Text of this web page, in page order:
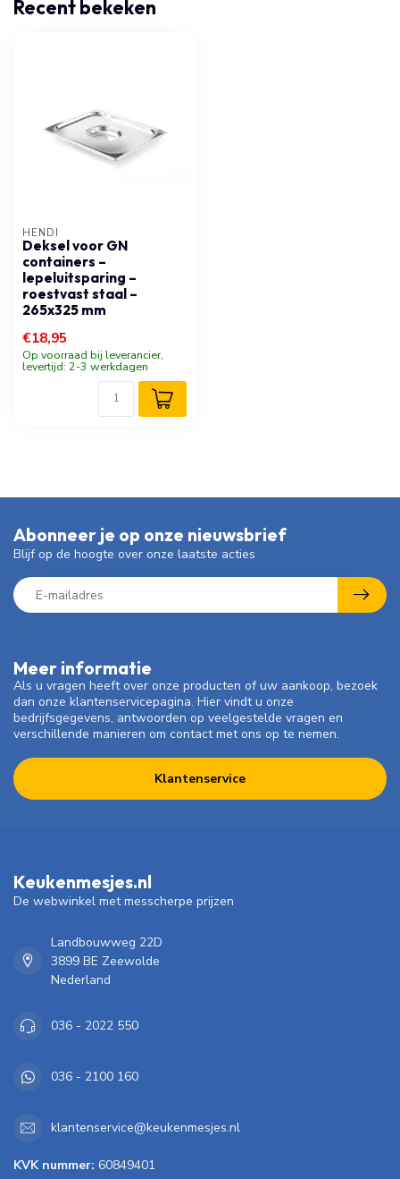
Recent bekeken
HENDI
Deksel voor GN
containers –
lepeluitsparing –
roestvast staal –
265x325 mm
€18,95
Op voorraad bij leverancier,
levertijd: 2-3 werkdagen
Meer informatie
Als u vragen heeft over onze producten of uw aankoop, bezoek
dan onze klantenservicepagina. Hier vindt u onze
bedrijfsgegevens, antwoorden op veelgestelde vragen en
verschillende manieren om contact met ons op te nemen.
Klantenservice
Abonneer je op onze nieuwsbrief
Blijf op de hoogte over onze laatste acties
Keukenmesjes.nl
De webwinkel met messcherpe prijzen
Landbouwweg 22D
3899 BE Zeewolde
Nederland
036 - 2022 550
036 - 2100 160
klantenservice@keukenmesjes.nl
KVK nummer: 60849401